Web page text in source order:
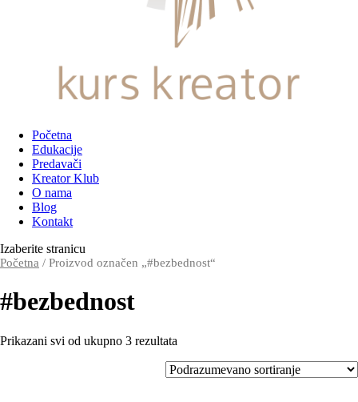
Početna
Edukacije
Predavači
Kreator Klub
O nama
Blog
Kontakt
Izaberite stranicu
Početna / Proizvod označen „#bezbednost“
#bezbednost
Prikazani svi od ukupno 3 rezultata